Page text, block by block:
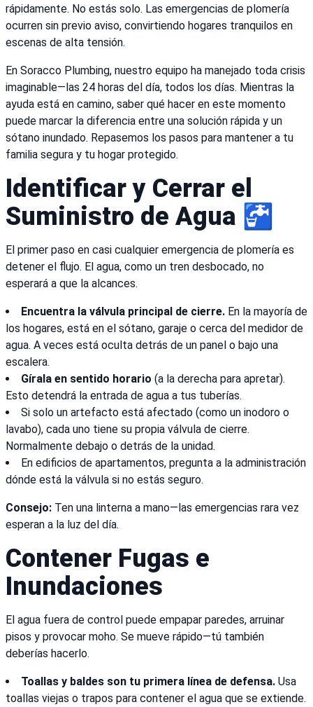
rápidamente. No estás solo. Las emergencias de plomería
ocurren sin previo aviso, convirtiendo hogares tranquilos en
escenas de alta tensión.
En Soracco Plumbing, nuestro equipo ha manejado toda crisis
imaginable—las 24 horas del día, todos los días. Mientras la
ayuda está en camino, saber qué hacer en este momento
puede marcar la diferencia entre una solución rápida y un
sótano inundado. Repasemos los pasos para mantener a tu
familia segura y tu hogar protegido.
Identificar y Cerrar el
Suministro de Agua 🚰
El primer paso en casi cualquier emergencia de plomería es
detener el flujo. El agua, como un tren desbocado, no
esperará a que la alcances.
Encuentra la válvula principal de cierre. En la mayoría de
los hogares, está en el sótano, garaje o cerca del medidor de
agua. A veces está oculta detrás de un panel o bajo una
escalera.
Gírala en sentido horario (a la derecha para apretar).
Esto detendrá la entrada de agua a tus tuberías.
Si solo un artefacto está afectado (como un inodoro o
lavabo), cada uno tiene su propia válvula de cierre.
Normalmente debajo o detrás de la unidad.
En edificios de apartamentos, pregunta a la administración
dónde está la válvula si no estás seguro.
Consejo: Ten una linterna a mano—las emergencias rara vez
esperan a la luz del día.
Contener Fugas e
Inundaciones
El agua fuera de control puede empapar paredes, arruinar
pisos y provocar moho. Se mueve rápido—tú también
deberías hacerlo.
Toallas y baldes son tu primera línea de defensa. Usa
toallas viejas o trapos para contener el agua que se extiende.